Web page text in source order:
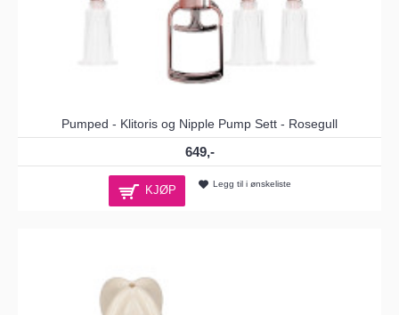
Pumped - Klitoris og Nipple Pump Sett - Rosegull
649,-
KJØP Legg til i ønskeliste